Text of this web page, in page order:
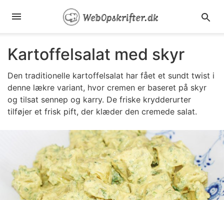
Kartoffelsalat med skyr
Den traditionelle kartoffelsalat har fået et sundt twist i
denne lækre variant, hvor cremen er baseret på skyr
og tilsat sennep og karry. De friske krydderurter
tilføjer et frisk pift, der klæder den cremede salat.